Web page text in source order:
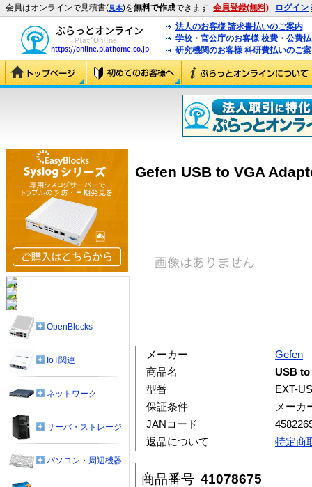
会員はオンラインで見積書(見本)を無料で作成できます 会員登録(無料) ログイン
法人のお客様 請求書払いのご案内
学校・官公庁のお客様 校費・公費
研究機関のお客様 科研費払いのご
Gefen USB to VGA
メーカー
Gefen
商品名
USB to
型番
EXT-
保証条件
メーカ
JANコード
返品について
特定商
商品番号 41078675
OpenBlocks
IoT関連
ネットワーク
サーバ・ストレージ
パソコン・周辺機器